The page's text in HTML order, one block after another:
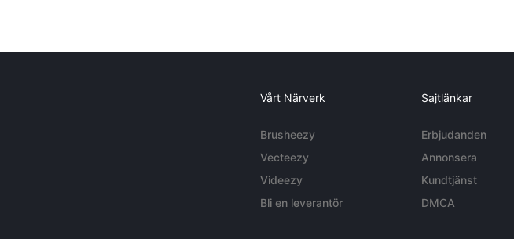
Vårt Närverk
Brusheezy
Vecteezy
Videezy
Bli en leverantör
Sajtlänkar
Erbjudanden
Annonsera
Kundtjänst
DMCA